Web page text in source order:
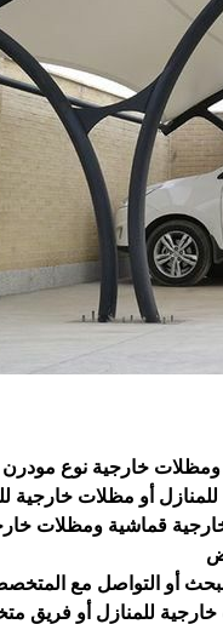
ومظلات خارجية نوع
أو مظلات خارجية
قماشية ومظلات
أو التواصل مع
خارجية للمنازل أو